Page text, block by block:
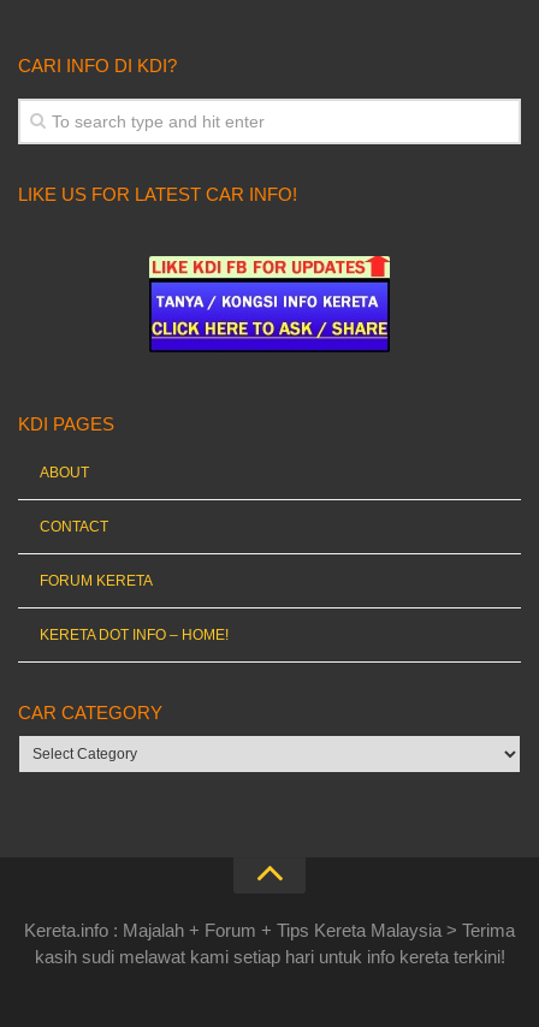
CARI INFO DI KDI?
LIKE US FOR LATEST CAR INFO!
KDI PAGES
ABOUT
CONTACT
FORUM KERETA
KERETA DOT INFO – HOME!
CAR CATEGORY
Car
category
Kereta.info : Majalah + Forum + Tips Kereta Malaysia > Terima
kasih sudi melawat kami setiap hari untuk info kereta terkini!